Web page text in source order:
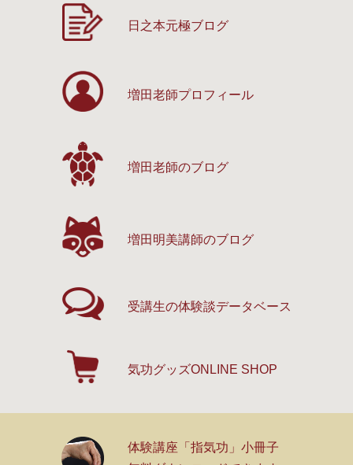
日之本元極ブログ
増田老師プロフィール
増田老師のブログ
増田明美講師のブログ
受講生の体験談データベース
気功グッズONLINE SHOP
体験講座「指気功」小冊子